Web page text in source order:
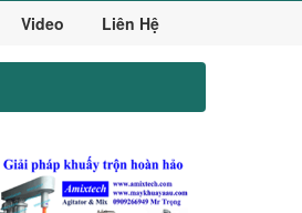
Video Liên Hệ